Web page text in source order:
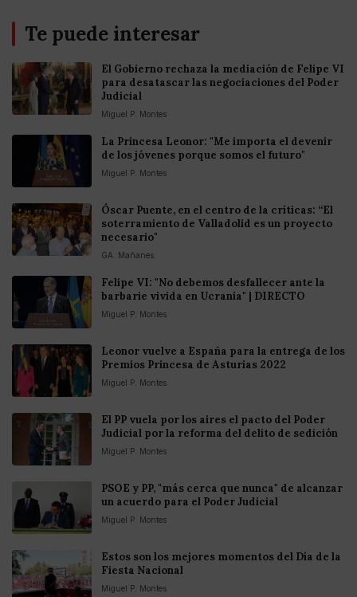
Te puede interesar
El Gobierno rechaza la mediación de Felipe VI
para desatascar las negociaciones del Poder
Judicial
Miguel P. Montes
La Princesa Leonor: "Me importa el devenir
de los jóvenes porque somos el futuro"
Miguel P. Montes
Óscar Puente, en el centro de la críticas: “El
soterramiento de Valladolid es un proyecto
necesario"
GA. Mañanes
Felipe VI: "No debemos desfallecer ante la
barbarie vivida en Ucrania" | DIRECTO
Miguel P. Montes
Leonor vuelve a España para la entrega de los
Premios Princesa de Asturias 2022
Miguel P. Montes
El PP vuela por los aires el pacto del Poder
Judicial por la reforma del delito de sedición
Miguel P. Montes
PSOE y PP, "más cerca que nunca" de alcanzar
un acuerdo para el Poder Judicial
Miguel P. Montes
Estos son los mejores momentos del Día de la
Fiesta Nacional
Miguel P. Montes